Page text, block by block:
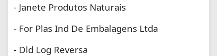
- Janete Produtos Naturais
- For Plas Ind De Embalagens Ltda
- Dld Log Reversa